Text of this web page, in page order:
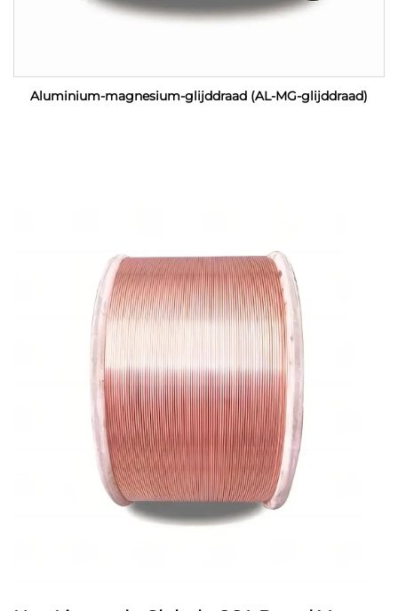
Aluminium-magnesium-glijddraad (AL-MG-glijddraad)